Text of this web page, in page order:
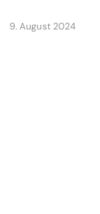
9. August 2024